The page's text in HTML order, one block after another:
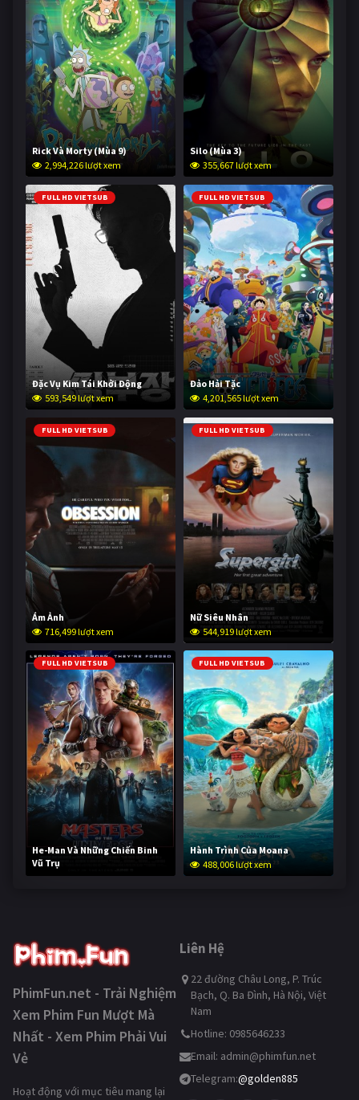
Rick Và Morty (Mùa 9)
2,994,226 lượt xem
Silo (Mùa 3)
355,667 lượt xem
FULL HD VIETSUB
Đặc Vụ Kim Tái Khởi Động
593,549 lượt xem
FULL HD VIETSUB
Đảo Hải Tặc
4,201,565 lượt xem
FULL HD VIETSUB
Ám Ảnh
716,499 lượt xem
FULL HD VIETSUB
Nữ Siêu Nhân
544,919 lượt xem
FULL HD VIETSUB
He-Man Và Những Chiến Binh
Vũ Trụ
236,500 lượt xem
FULL HD VIETSUB
Hành Trình Của Moana
488,006 lượt xem
PhimFun.net - Trải Nghiệm
Xem Phim Fun Mượt Mà
Nhất - Xem Phim Phải Vui
Vẻ
Hoạt động với mục tiêu mang lại
Liên Hệ
22 đường Châu Long, P. Trúc
Bạch, Q. Ba Đình, Hà Nội, Việt
Nam
Hotline: 0985646233
Email: admin@phimfun.net
Telegram:@golden885